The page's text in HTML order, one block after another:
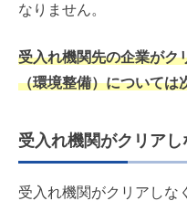
なりません。
受入れ機関先の企業がク
（環境整備）については
受入れ機関がクリア
受入れ機関がクリアしな